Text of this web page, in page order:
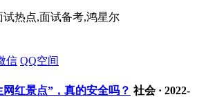
试热点,面试备考,鸿星尔
信 QQ空间
红景点”，真的安全吗？ 社会· 2022-